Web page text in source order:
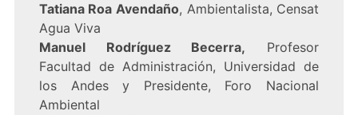
Tatiana Roa Avendaño, Ambientalista, Censat
Agua Viva
Manuel Rodríguez Becerra, Profesor
Facultad de Administración, Universidad de
los Andes y Presidente, Foro Nacional
Ambiental